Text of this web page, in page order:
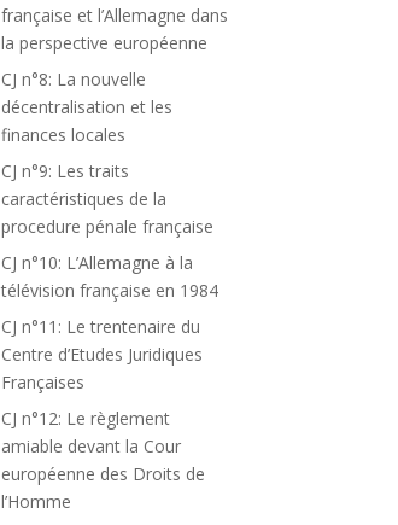
française et l’Allemagne dans
la perspective européenne
CJ n°8: La nouvelle
décentralisation et les
finances locales
CJ n°9: Les traits
caractéristiques de la
procedure pénale française
CJ n°10: L’Allemagne à la
télévision française en 1984
CJ n°11: Le trentenaire du
Centre d’Etudes Juridiques
Françaises
CJ n°12: Le règlement
amiable devant la Cour
européenne des Droits de
l’Homme